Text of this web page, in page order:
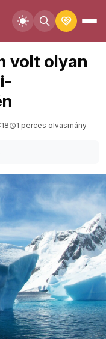
volt olyan
1 perces olvasmány